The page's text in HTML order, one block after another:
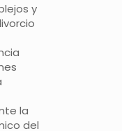
y
la
del